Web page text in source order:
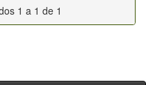
1 a 1 de 1